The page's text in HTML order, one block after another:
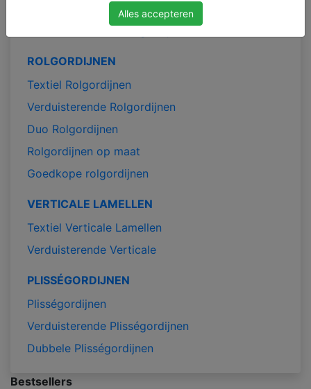
Alles accepteren
Verduisterende Verticale
Verduisterende Plisségordijnen
ROLGORDIJNEN
Textiel Rolgordijnen
Verduisterende Rolgordijnen
Duo Rolgordijnen
Rolgordijnen op maat
Goedkope rolgordijnen
VERTICALE LAMELLEN
Textiel Verticale Lamellen
Verduisterende Verticale
PLISSÉGORDIJNEN
Plisségordijnen
Verduisterende Plisségordijnen
Dubbele Plisségordijnen
Bestsellers